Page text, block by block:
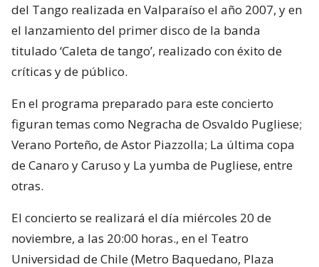
del Tango realizada en Valparaíso el año 2007, y en
el lanzamiento del primer disco de la banda
titulado ‘Caleta de tango’, realizado con éxito de
críticas y de público.
En el programa preparado para este concierto
figuran temas como Negracha de Osvaldo Pugliese;
Verano Porteño, de Astor Piazzolla; La última copa
de Canaro y Caruso y La yumba de Pugliese, entre
otras.
El concierto se realizará el día miércoles 20 de
noviembre, a las 20:00 horas., en el Teatro
Universidad de Chile (Metro Baquedano, Plaza